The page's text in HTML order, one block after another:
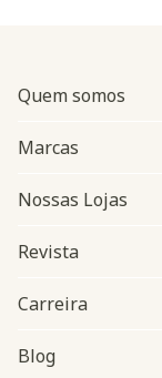
Navegação do
Quem somos
Marcas
Nossas Lojas
Revista
Carreira
Blog